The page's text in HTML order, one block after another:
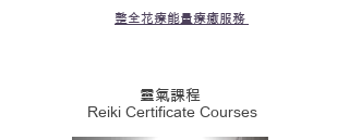
整全花療能量療癒服務
靈氣課程
Reiki Certificate Courses